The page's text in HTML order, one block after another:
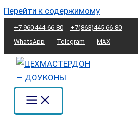
Перейти к содержимому
+7 960 444-66-80
+7(863)445-66-80
WhatsApp
Telegram MAX